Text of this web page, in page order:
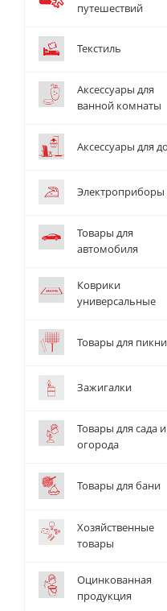
путешествий
Текстиль
Аксессуары для
ванной комнаты
Аксессуары для
Электроприборы
Товары для
автомобиля
Коврики
универсальные
Товары для
Зажигалки
Товары для сада и
огорода
Товары для бани
Хозяйственные
товары
Оцинкованная
продукция